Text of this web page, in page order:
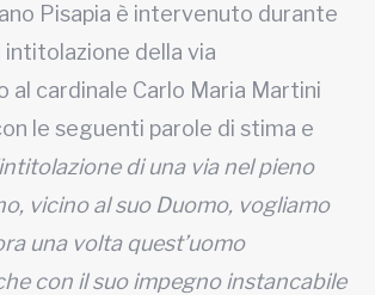
Enzo De
Milano (Italia)
Pisapia è intervenuto durante
intitolazione della via
al cardinale Carlo Maria Martini
le seguenti parole di stima e
di una via nel pieno
vicino al suo Duomo, vogliamo
una volta quest’uomo
con il suo impegno instancabile